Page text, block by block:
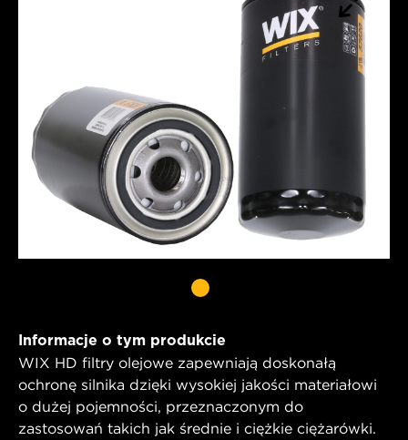
Informacje o tym produkcie
WIX HD filtry olejowe zapewniają doskonałą
ochronę silnika dzięki wysokiej jakości materiałowi
o dużej pojemności, przeznaczonym do
zastosowań takich jak średnie i ciężkie ciężarówki.